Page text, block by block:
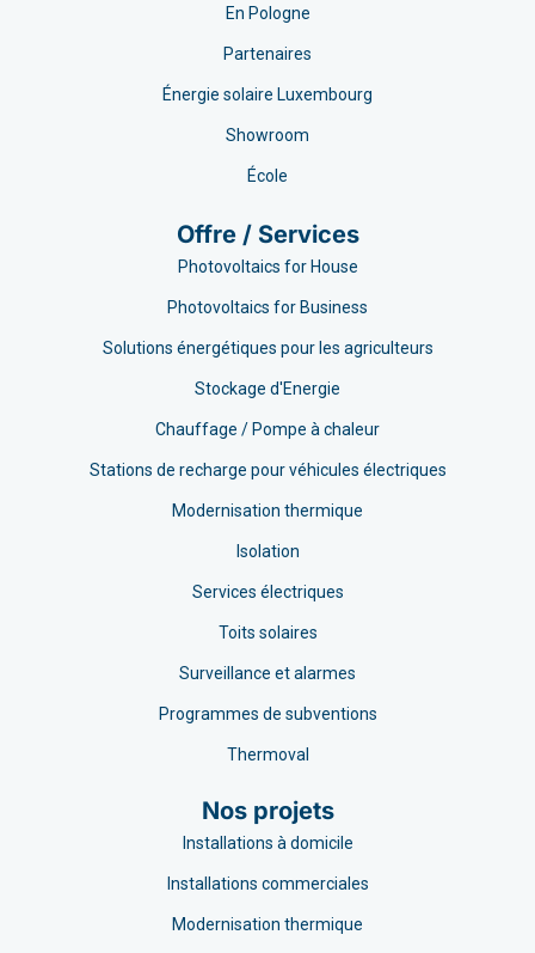
En Pologne
Partenaires
Énergie solaire Luxembourg
Showroom
École
Offre / Services
Photovoltaics for House
Photovoltaics for Business
Solutions énergétiques pour les agriculteurs
Stockage d'Energie
Chauffage / Pompe à chaleur
Stations de recharge pour véhicules électriques
Modernisation thermique
Isolation
Services électriques
Toits solaires
Surveillance et alarmes
Programmes de subventions
Thermoval
Nos projets
Installations à domicile
Installations commerciales
Modernisation thermique